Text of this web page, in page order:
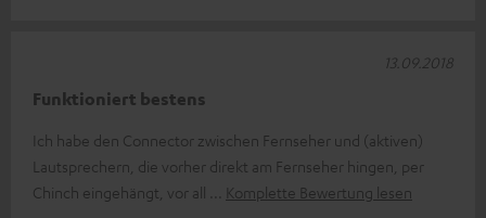
Funktioniert bestens
Ich habe den Connector zwischen Fernseher und (aktiven)
Lautsprechern, die vorher direkt am Fernseher hingen, per
Chinch eingehängt, vor all
Komplette Bewertung lesen
13.09.2018